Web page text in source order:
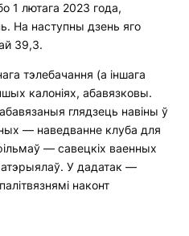
1 лютага 2023 года,
На наступны дзень яго
39,3.
тэлебачання (а іншага
калоніях, абавязковы.
глядзець навіны ў
— наведванне клуба для
— савецкіх ваенных
У дадатак —
наконт